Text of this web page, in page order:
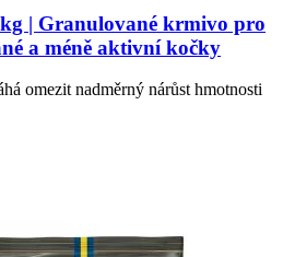
| Granulované krmivo pro
a méně aktivní kočky
omezit nadměrný nárůst hmotnosti